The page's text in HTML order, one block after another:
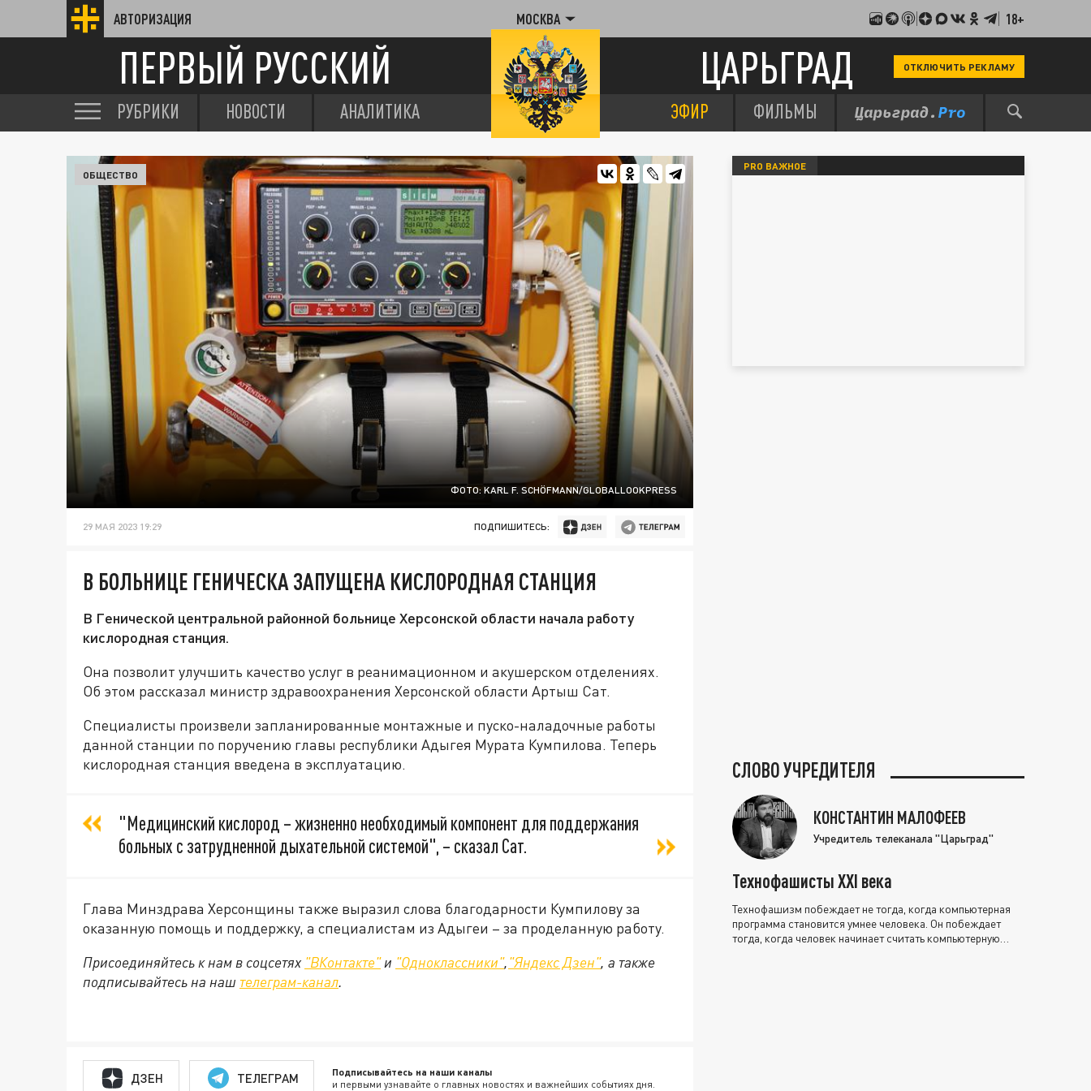
АВТОРИЗАЦИЯ МОСКВА 18+
ПЕРВЫЙ РУССКИЙ ЦАРЬГРАД ОТКЛЮЧИТЬ РЕКЛАМУ
РУБРИКИ НОВОСТИ АНАЛИТИКА ЭФИР ФИЛЬМЫ
ФОТО: KARL F. SCHÖFMANN/GLOBALLOOKPRESS
ОБЩЕСТВО
29 МАЯ 2023 19:29 ПОДПИШИТЕСЬ:
В БОЛЬНИЦЕ ГЕНИЧЕСКА ЗАПУЩЕНА КИСЛОРОДНАЯ СТАНЦИЯ
В Генической центральной районной больнице Херсонской области начала работу
кислородная станция.
Она позволит улучшить качество услуг в реанимационном и акушерском отделениях.
Об этом рассказал министр здравоохранения Херсонской области Артыш Сат.
Специалисты произвели запланированные монтажные и пуско-наладочные работы
данной станции по поручению главы республики Адыгея Мурата Кумпилова. Теперь
кислородная станция введена в эксплуатацию.
"Медицинский кислород – жизненно необходимый компонент для поддержания
больных с затрудненной дыхательной системой", – сказал Сат.
Глава Минздрава Херсонщины также выразил слова благодарности Кумпилову за
оказанную помощь и поддержку, а специалистам из Адыгеи – за проделанную работу.
Присоединяйтесь к нам в соцсетях "ВКонтакте"и "Одноклассники","Яндекс Дзен", а также
подписывайтесь на наш телеграм-канал.
ДЗЕН ТЕЛЕГРАМ Подписывайтесь на наши каналы
и первыми узнавайте о главных новостях и важнейших событиях дня.
PRO ВАЖНОЕ
СЛОВО УЧРЕДИТЕЛЯ
КОНСТАНТИН МАЛОФЕЕВ
Учредитель телеканала "Царьград"
Технофашисты XXI века
Технофашизм побеждает не тогда, когда компьютерная
программа становится умнее человека. Он побеждает
тогда, когда человек начинает считать компьютерную